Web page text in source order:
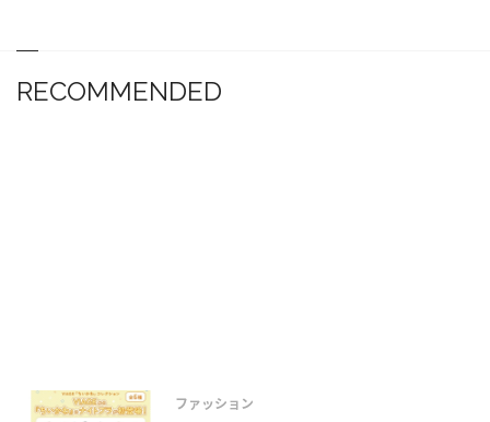
RECOMMENDED
ファッション